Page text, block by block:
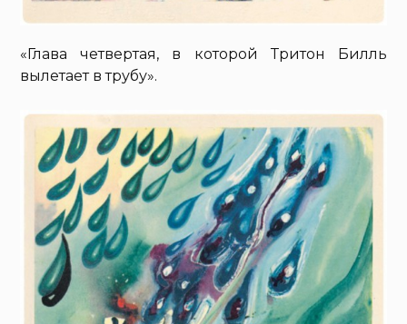
«Глава четвертая, в которой Тритон Билль
вылетает в трубу».